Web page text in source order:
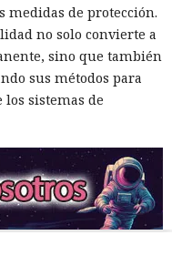
medidas de protección.
no solo convierte a
sino que también
sus métodos para
sistemas de